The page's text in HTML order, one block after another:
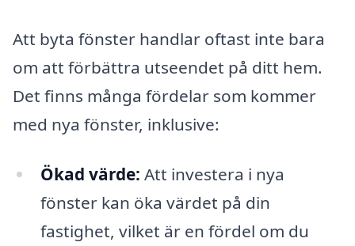
Att byta fönster handlar oftast inte bara
om att förbättra utseendet på ditt hem.
Det finns många fördelar som kommer
med nya fönster, inklusive:
Ökad värde: Att investera i nya
fönster kan öka värdet på din
fastighet, vilket är en fördel om du